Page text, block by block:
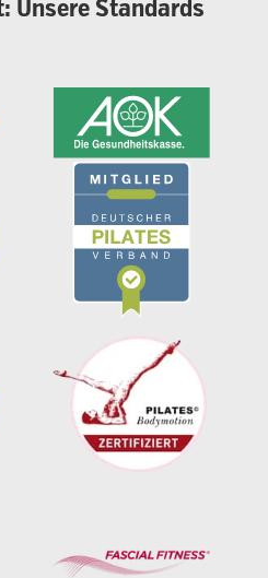
Unsere Standards